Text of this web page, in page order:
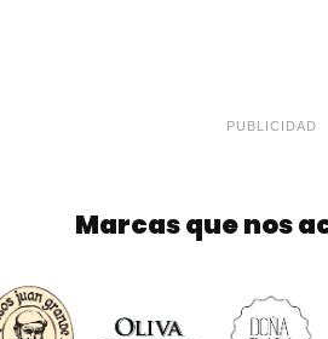
PUBLICIDAD
Marcas que nos